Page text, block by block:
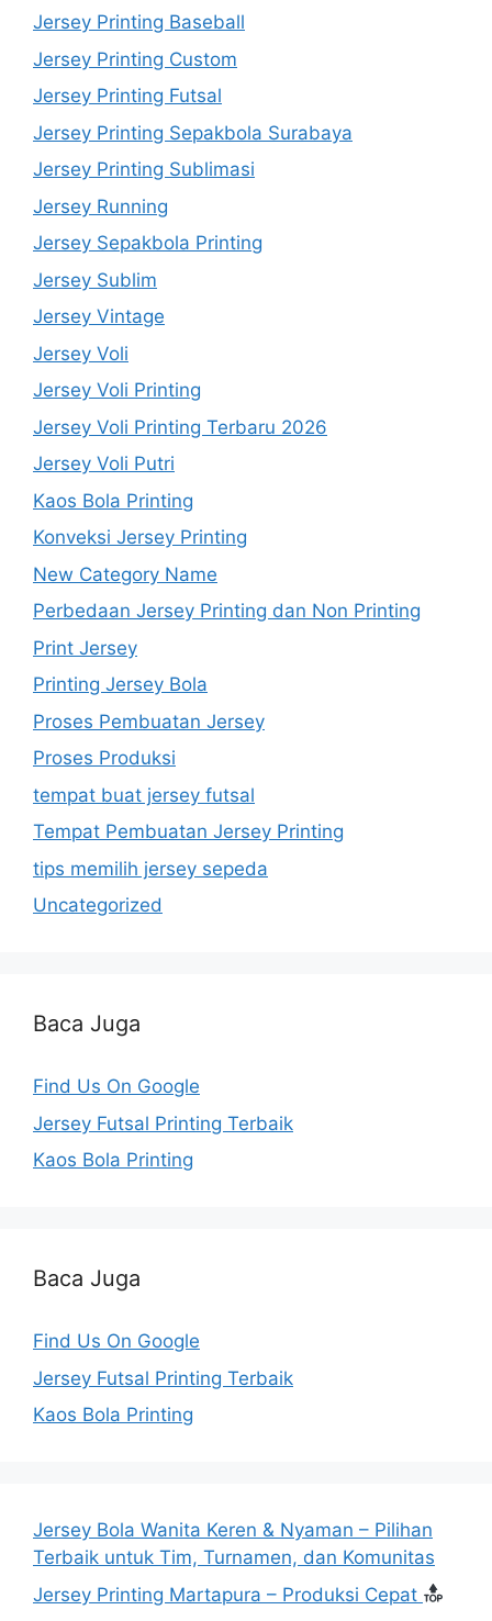
Jersey Printing Baseball
Jersey Printing Custom
Jersey Printing Futsal
Jersey Printing Sepakbola Surabaya
Jersey Printing Sublimasi
Jersey Running
Jersey Sepakbola Printing
Jersey Sublim
Jersey Vintage
Jersey Voli
Jersey Voli Printing
Jersey Voli Printing Terbaru 2026
Jersey Voli Putri
Kaos Bola Printing
Konveksi Jersey Printing
New Category Name
Perbedaan Jersey Printing dan Non Printing
Print Jersey
Printing Jersey Bola
Proses Pembuatan Jersey
Proses Produksi
tempat buat jersey futsal
Tempat Pembuatan Jersey Printing
tips memilih jersey sepeda
Uncategorized
Baca Juga
Find Us On Google
Jersey Futsal Printing Terbaik
Kaos Bola Printing
Baca Juga
Find Us On Google
Jersey Futsal Printing Terbaik
Kaos Bola Printing
Jersey Bola Wanita Keren & Nyaman – Pilihan
Terbaik untuk Tim, Turnamen, dan Komunitas
Jersey Printing Martapura – Produksi Cepat